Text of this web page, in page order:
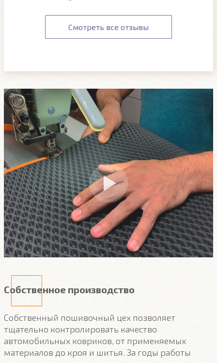
Смотреть все отзывы
Собственное производство
Собственный пошивочный цех позволяет
тщательно контролировать качество
автомобильных ковриков, от применяемых
материалов до кроя и шитья. За годы работы